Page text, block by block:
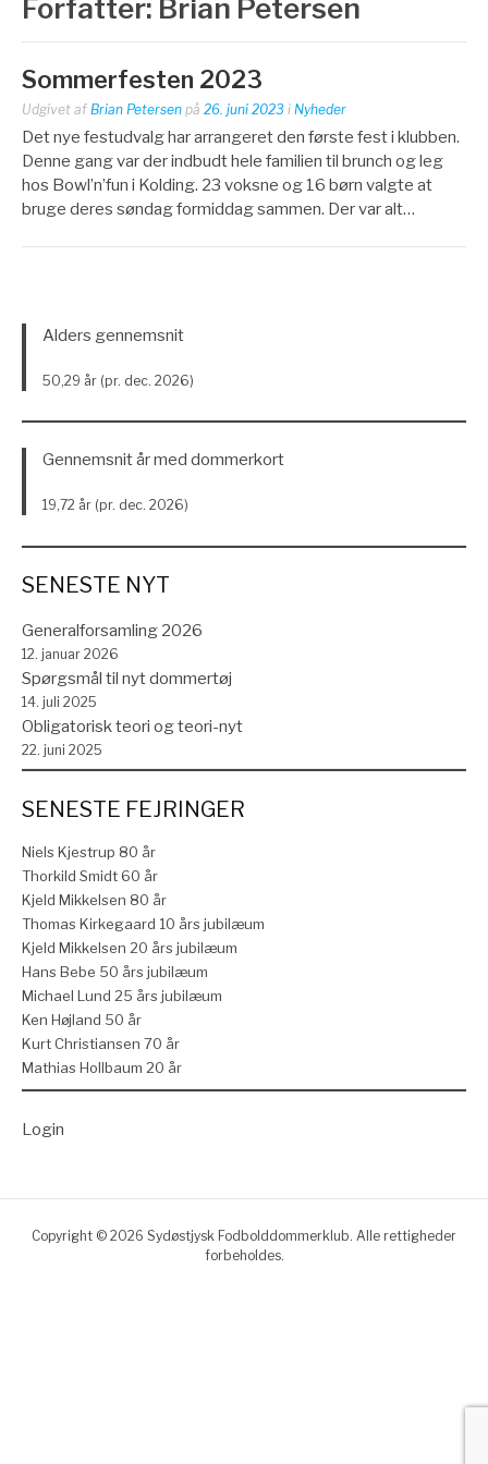
Forfatter: Brian Petersen
Sommerfesten 2023
Udgivet af Brian Petersen på 26. juni 2023 i Nyheder
Det nye festudvalg har arrangeret den første fest i klubben.
Denne gang var der indbudt hele familien til brunch og leg
hos Bowl’n’fun i Kolding. 23 voksne og 16 børn valgte at
bruge deres søndag formiddag sammen. Der var alt…
Alders gennemsnit
50,29 år (pr. dec. 2026)
Gennemsnit år med dommerkort
19,72 år (pr. dec. 2026)
SENESTE NYT
Generalforsamling 2026
12. januar 2026
Spørgsmål til nyt dommertøj
14. juli 2025
Obligatorisk teori og teori-nyt
22. juni 2025
SENESTE FEJRINGER
Niels Kjestrup 80 år
Thorkild Smidt 60 år
Kjeld Mikkelsen 80 år
Thomas Kirkegaard 10 års jubilæum
Kjeld Mikkelsen 20 års jubilæum
Hans Bebe 50 års jubilæum
Michael Lund 25 års jubilæum
Ken Højland 50 år
Kurt Christiansen 70 år
Mathias Hollbaum 20 år
Login
Copyright © 2026 Sydøstjysk Fodbolddommerklub. Alle rettigheder
forbeholdes.